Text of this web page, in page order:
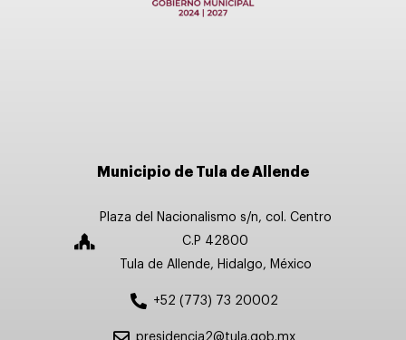
Municipio de Tula de Allende
Plaza del Nacionalismo s/n, col. Centro
C.P 42800
Tula de Allende, Hidalgo, México
+52 (773) 73 20002
presidencia2@tula.gob.mx